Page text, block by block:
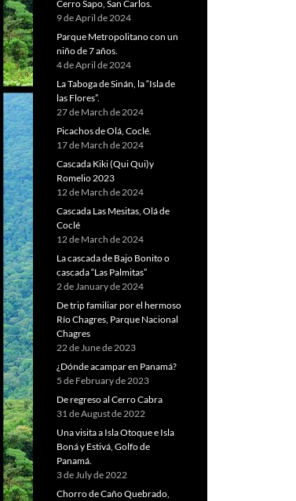
Cerro Sapo, San Carlos.
9 de April de 2024
Parque Metropolitano con un
niño de 7 años.
4 de April de 2024
La Taboga de Sinán, la “Isla de
las Flores”.
27 de March de 2024
Picachos de Olá, Coclé.
17 de March de 2024
Cascada Kiki (Qui Qui)y
Romelio 2023
12 de March de 2024
Cascada Las Mesitas, Olá de
Coclé
12 de March de 2024
La cascada de Bajo Bonito o
cascada “Las Palmitas”
2 de January de 2024
De trip familiar por el hermoso
Río Chagres, Parque Nacional
Chagres
22 de June de 2023
¿Dónde acampar en Panamá?
5 de February de 2023
De regreso al Cerro Cabra
31 de August de 2022
Una visita a Isla Otoque e Isla
Boná y Estivá, Golfo de
Panamá.
3 de July de 2022
Chorro de Caño Quebrado,